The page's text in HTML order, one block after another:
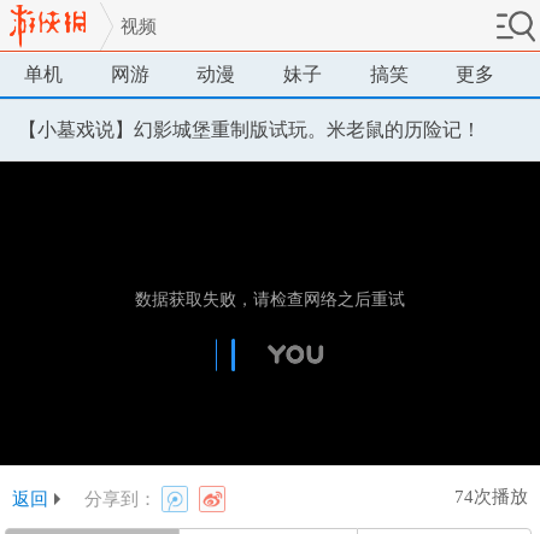
视频
单机 网游 动漫 妹子 搞笑 更多
【小墓戏说】幻影城堡重制版试玩。米老鼠的历险记！
返回 分享到： 74次播放